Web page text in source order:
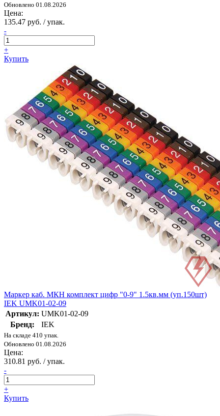
Обновлено 01.08.2026
Цена:
135.47 руб. / упак.
-
+
Купить
Маркер каб. МКН комплект цифр "0-9" 1.5кв.мм (уп.150шт)
IEK UMK01-02-09
Артикул: UMK01-02-09
Бренд:
IEK
На складе 410 упак.
Обновлено 01.08.2026
Цена:
310.81 руб. / упак.
-
+
Купить